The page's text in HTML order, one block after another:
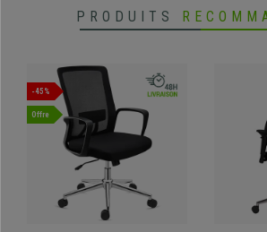
PRODUITS
-45%
Offre